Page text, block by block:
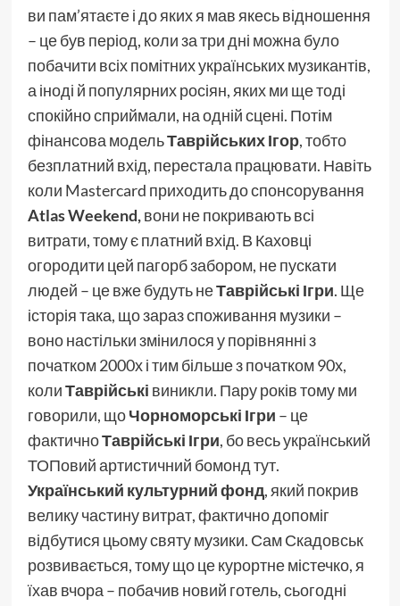
ви пам’ятаєте і до яких я мав якесь відношення
– це був період, коли за три дні можна було
побачити всіх помітних українських музикантів,
а іноді й популярних росіян, яких ми ще тоді
спокійно сприймали, на одній сцені. Потім
фінансова модельТаврійських Ігор, тобто
безплатний вхід, перестала працювати. Навіть
коли Mastercard приходить до спонсорування
Atlas Weekend,вони не покривають всі
витрати, тому є платний вхід. В Каховці
огородити цей пагорб забором, не пускати
людей – це вже будуть неТаврійські Ігри. Ще
історія така, що зараз споживання музики –
воно настільки змінилося у порівнянні з
початком 2000х і тим більше з початком 90х,
колиТаврійські виникли. Пару років тому ми
говорили, щоЧорноморські Ігри – це
фактичноТаврійські Ігри, бо весь український
ТОПовий артистичний бомонд тут.
Український культурний фонд, який покрив
велику частину витрат, фактично допоміг
відбутися цьому святу музики. Сам Скадовськ
розвивається, тому що це курортне містечко, я
їхав вчора – побачив новий готель, сьогодні